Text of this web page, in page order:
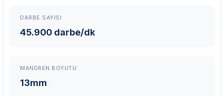
Yaygın Servis Ağı
DARBE SAYISI
45.900 darbe/dk
MANDREN BOYUTU
13mm